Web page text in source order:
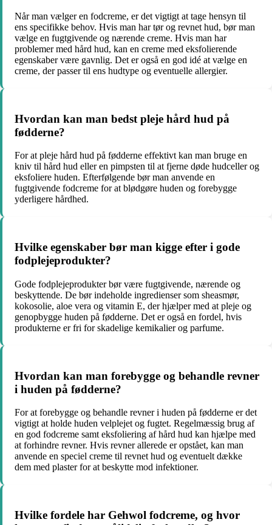
Når man vælger en fodcreme, er det vigtigt at tage hensyn til
ens specifikke behov. Hvis man har tør og revnet hud, bør man
vælge en fugtgivende og nærende creme. Hvis man har
problemer med hård hud, kan en creme med eksfolierende
egenskaber være gavnlig. Det er også en god idé at vælge en
creme, der passer til ens hudtype og eventuelle allergier.
Hvordan kan man bedst pleje hård hud på
fødderne?
For at pleje hård hud på fødderne effektivt kan man bruge en
kniv til hård hud eller en pimpsten til at fjerne døde hudceller og
eksfoliere huden. Efterfølgende bør man anvende en
fugtgivende fodcreme for at blødgøre huden og forebygge
yderligere hårdhed.
Hvilke egenskaber bør man kigge efter i gode
fodplejeprodukter?
Gode fodplejeprodukter bør være fugtgivende, nærende og
beskyttende. De bør indeholde ingredienser som sheasmør,
kokosolie, aloe vera og vitamin E, der hjælper med at pleje og
genopbygge huden på fødderne. Det er også en fordel, hvis
produkterne er fri for skadelige kemikalier og parfume.
Hvordan kan man forebygge og behandle revner
i huden på fødderne?
For at forebygge og behandle revner i huden på fødderne er det
vigtigt at holde huden velplejet og fugtet. Regelmæssig brug af
en god fodcreme samt eksfoliering af hård hud kan hjælpe med
at forhindre revner. Hvis revner allerede er opstået, kan man
anvende en speciel creme til revnet hud og eventuelt dække
dem med plaster for at beskytte mod infektioner.
Hvilke fordele har Gehwol fodcreme, og hvor